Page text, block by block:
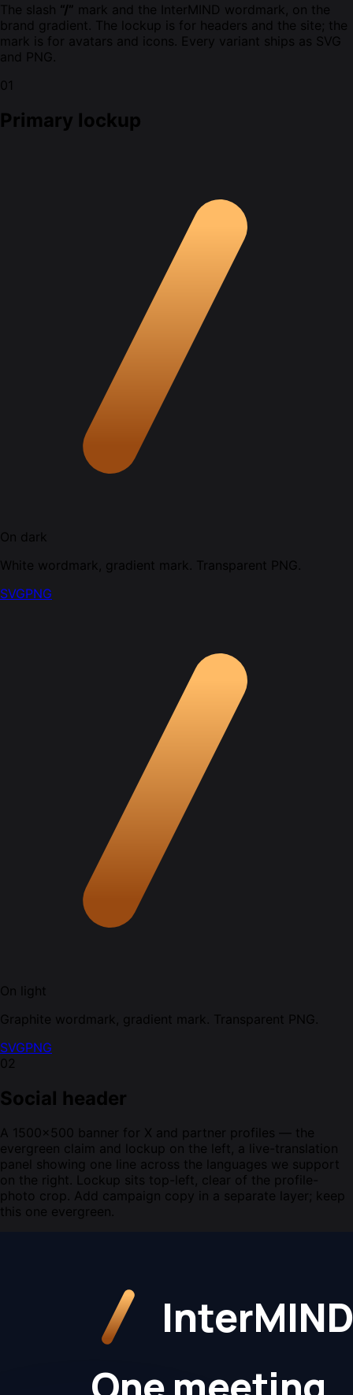
The slash “/” mark and the InterMIND wordmark, on the
brand gradient. The lockup is for headers and the site; the
mark is for avatars and icons. Every variant ships as SVG
and PNG.
01
Primary lockup
On dark
White wordmark, gradient mark. Transparent PNG.
SVGPNG
On light
Graphite wordmark, gradient mark. Transparent PNG.
SVGPNG
02
Social header
A 1500×500 banner for X and partner profiles — the
evergreen claim and lockup on the left, a live-translation
panel showing one line across the languages we support
on the right. Lockup sits top-left, clear of the profile-
photo crop. Add campaign copy in a separate layer; keep
this one evergreen.